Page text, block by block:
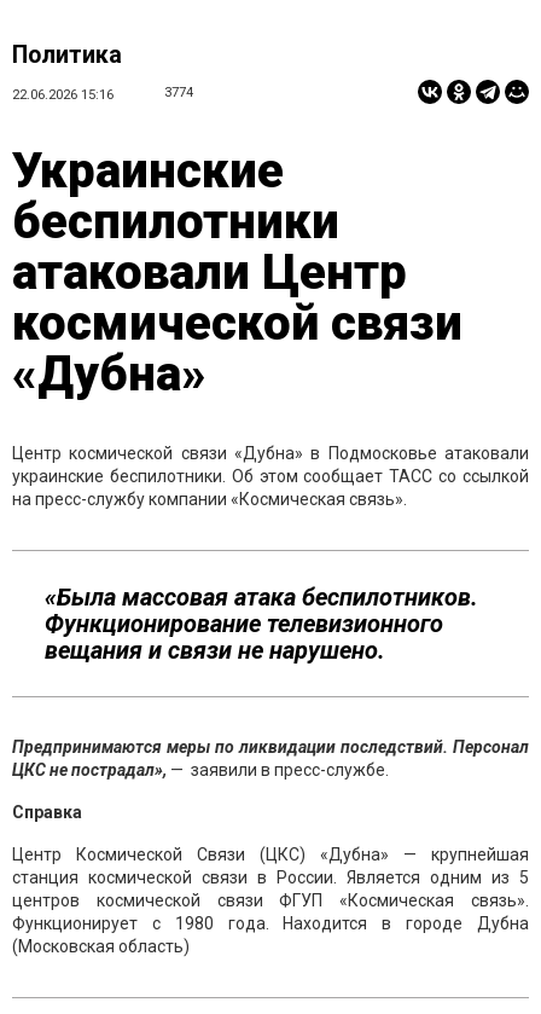
Политика
22.06.2026 15:16 3774
Украинские
беспилотники
атаковали Центр
космической связи
«Дубна»
Центр космической связи «Дубна» в Подмосковье атаковали
украинские беспилотники. Об этом сообщает ТАСС со ссылкой
на пресс-службу компании «Космическая связь».
«Была массовая атака беспилотников.
Функционирование телевизионного
вещания и связи не нарушено.
Предпринимаются меры по ликвидации последствий. Персонал
ЦКС не пострадал», — заявили в пресс-службе.
Справка
Центр Космической Связи (ЦКС) «Дубна» — крупнейшая
станция космической связи в России. Является одним из 5
центров космической связи ФГУП «Космическая связь».
Функционирует с 1980 года. Находится в городе Дубна
(Московская область)